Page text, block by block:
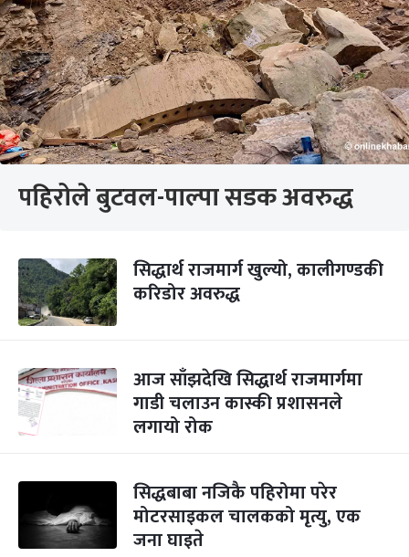
पहिरोले बुटवल-पाल्पा सडक अवरुद्ध
सिद्धार्थ राजमार्ग खुल्यो, कालीगण्डकी
करिडोर अवरुद्ध
आज साँझदेखि सिद्धार्थ राजमार्गमा
गाडी चलाउन कास्की प्रशासनले
लगायो रोक
सिद्धबाबा नजिकै पहिरोमा परेर
मोटरसाइकल चालकको मृत्यु, एक
जना घाइते